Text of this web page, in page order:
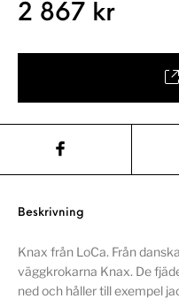
2 867 kr
Beskrivning
Knax från LoCa. Från
väggkrokarna Knax. De
ned och håller till exempel